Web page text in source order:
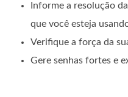
Informe a resolução
que você esteja
Verifique a força da
Gere senhas fortes e